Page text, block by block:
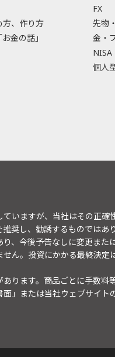
方、作り方
金の話」
FX
先物
金・
NISA
個人
いますが、当社はその正
奨し、勧誘するものではあ
、今後予告なしに変更また
ん。投資にかかる最終決
ります。商品ごとに手数料
面」または当社ウェブサイト